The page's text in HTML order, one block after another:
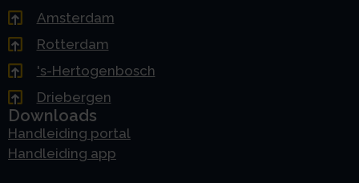
Amsterdam
Rotterdam
's-Hertogenbosch
Driebergen
Downloads
Handleiding portal
Handleiding app